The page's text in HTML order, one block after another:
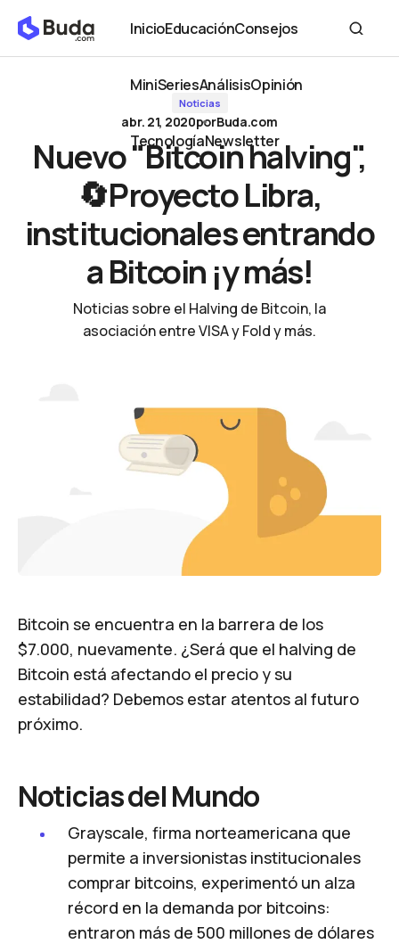
Inicio
Inicio
Educación
Educación
Consejos
Consejos
MiniSeries
MiniSeries
Análisis
Análisis
Opinión
Tecnología
Tecnología
Newsletter
Newsletter
Nuevo "Bitcoin halving", 🔄Proyecto Libra, institucionales entrando a
Bitcoin ¡y más!
Noticias
abr. 21, 2020porBuda.com
Nuevo "Bitcoin halving",
🔄Proyecto Libra,
institucionales entrando
a Bitcoin ¡y más!
Noticias sobre el Halving de Bitcoin, la
asociación entre VISA y Fold y más.
Bitcoin se encuentra en la barrera de los
$7.000, nuevamente. ¿Será que el halving de
Bitcoin está afectando el precio y su
estabilidad? Debemos estar atentos al futuro
próximo.
Noticias del Mundo
Grayscale, firma norteamericana que
permite a inversionistas institucionales
comprar bitcoins, experimentó un alza
récord en la demanda por bitcoins:
entraron más de 500 millones de dólares